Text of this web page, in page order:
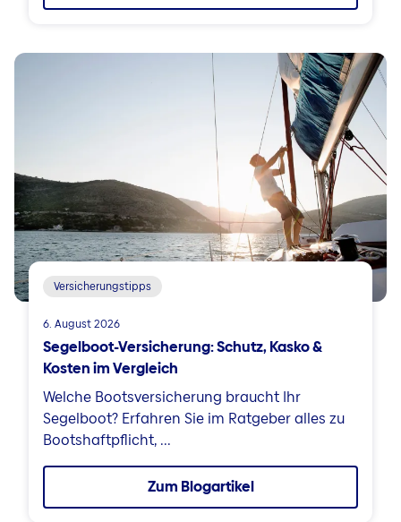
Versicherungstipps
6. August 2026
Segelboot-Versicherung: Schutz, Kasko &
Kosten im Vergleich
Welche Bootsversicherung braucht Ihr
Segelboot? Erfahren Sie im Ratgeber alles zu
Bootshaftpflicht, ...
Zum Blogartikel